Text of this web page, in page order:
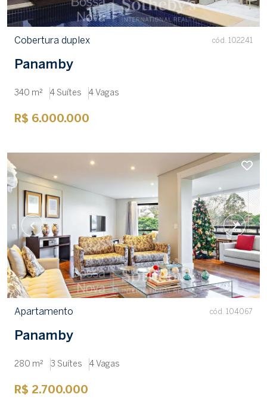
Cobertura duplex cód. 102241
Panamby
340 m² 4 Suítes 4 Vagas
R$ 6.000.000
Apartamento cód. 104067
Panamby
280 m² 3 Suítes 4 Vagas
R$ 2.700.000